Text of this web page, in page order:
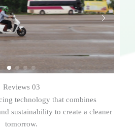
Reviews 03
technology that combines
sustainability to create a cleaner
tomorrow.